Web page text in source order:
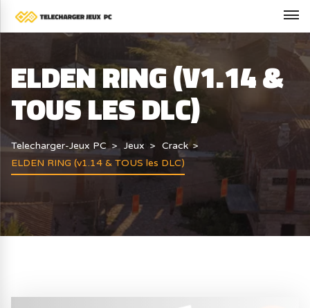
ELDEN RING (V1.14 &
TOUS LES DLC)
Telecharger-Jeux PC Jeux
Crack
ELDEN RING (v1.14 & TOUS les DLC)